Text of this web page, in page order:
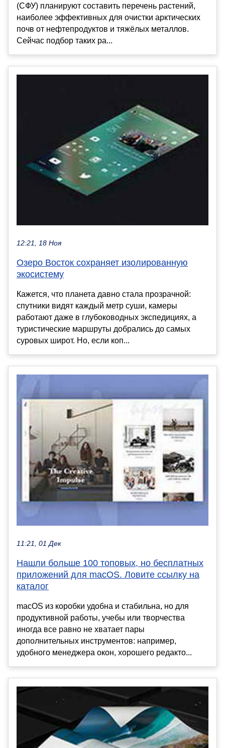
(СФУ) планируют составить перечень растений,
наиболее эффективных для очистки арктических
почв от нефтепродуктов и тяжёлых металлов.
Сейчас подбор таких ра...
12:21, 18 Ноя
Озеро Восток сохраняет изолированную
экосистему
Кажется, что планета давно стала прозрачной:
спутники видят каждый метр суши, камеры
работают даже в глубоководных экспедициях, а
туристические маршруты добрались до самых
суровых широт. Но, если коп...
11:21, 01 Дек
Нашли больше 100 топовых, но бесплатных
приложений для macOS. Ловите ссылку на
каталог
macOS из коробки удобна и стабильна, но для
продуктивной работы, учебы или творчества
иногда все равно не хватает пары
дополнительных инструментов: например,
удобного менеджера окон, хорошего редакто...